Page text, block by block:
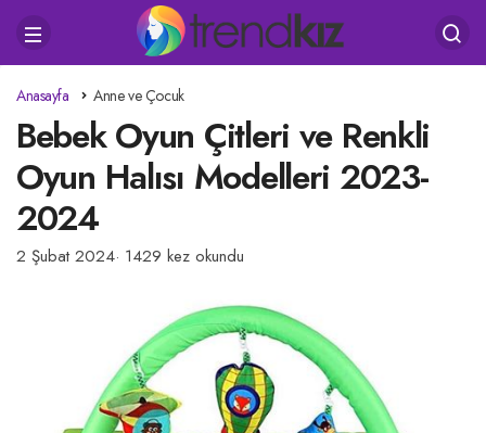
Anasayfa Anne ve Çocuk
Bebek Oyun Çitleri ve Renkli
Oyun Halısı Modelleri 2023-
2024
2 Şubat 2024 1429 kez okundu